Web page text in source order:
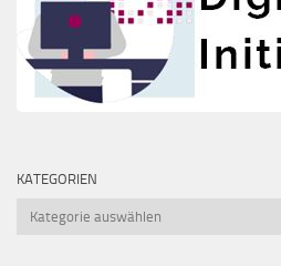
KATEGORIEN
Kategorien